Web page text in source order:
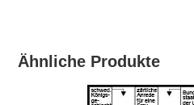
Ähnliche Produkte